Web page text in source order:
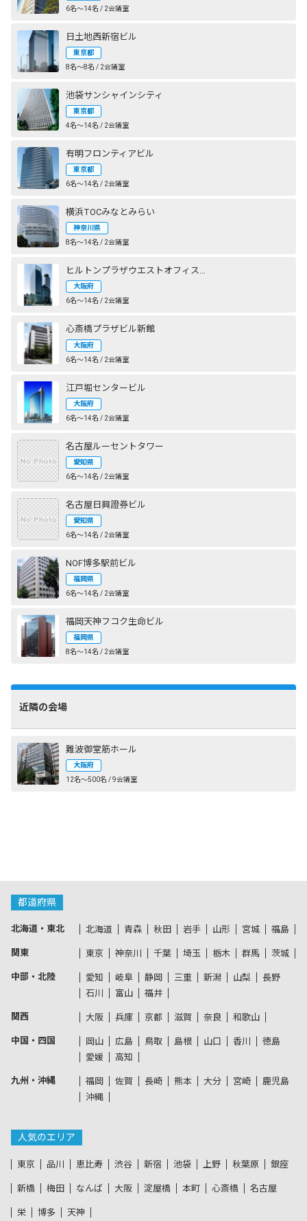
6名〜14名 / 2会議室
日土地西新宿ビル
東京都
8名〜8名 / 2会議室
池袋サンシャインシティ
東京都
4名〜14名 / 2会議室
有明フロンティアビル
東京都
6名〜14名 / 2会議室
横浜TOCみなとみらい
神奈川県
8名〜14名 / 2会議室
ヒルトンプラザウエストオフィスタワー
大阪府
6名〜14名 / 2会議室
心斎橋プラザビル新館
大阪府
6名〜14名 / 2会議室
江戸堀センタービル
大阪府
6名〜14名 / 2会議室
名古屋ルーセントタワー
愛知県
6名〜14名 / 2会議室
名古屋日興證券ビル
愛知県
6名〜14名 / 2会議室
NOF博多駅前ビル
福岡県
6名〜14名 / 2会議室
福岡天神フコク生命ビル
福岡県
8名〜14名 / 2会議室
近隣の会場
難波御堂筋ホール
大阪府
12名〜500名 / 9会議室
都道府県
北海道・東北 北海道 青森 秋田 岩手 山形 宮城 福島
関東 東京 神奈川 千葉 埼玉 栃木 群馬 茨城
中部・北陸 愛知 岐阜 静岡 三重 新潟 山梨
長野
石川
富山 福井
関西 大阪 兵庫 京都 滋賀 奈良 和歌山
中国・四国 岡山 広島 鳥取 島根 山口 香川
徳島
愛媛
高知
九州・沖縄 福岡 佐賀 長崎 熊本 大分 宮崎
鹿児島
沖縄
人気のエリア
東京 品川 恵比寿 渋谷 新宿 池袋 上野 秋葉原 銀座
新橋 梅田 なんば 大阪 淀屋橋 本町 心斎橋 名古屋
栄 博多 天神